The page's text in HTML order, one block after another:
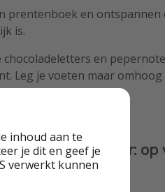
prentenboek en
is.
en
Leg je voeten maar
in november: op
inhoud aan te
je dit en geef je
verwerkt kunnen